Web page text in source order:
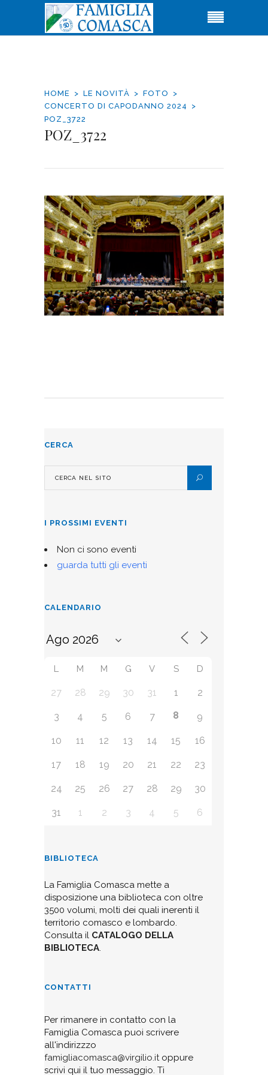
HOME LE NOVITÀ
FOTO
CONCERTO DI CAPODANNO 2024
POZ_3722
POZ_3722
CERCA
I PROSSIMI EVENTI
Non ci sono eventi
guarda tutti gli eventi
CALENDARIO
L M M G V S D
27 28 29 30 31 1 2
3 4 5 6 7 8 9
10 11 12 13 14 15 16
17 18 19 20 21 22 23
24 25 26 27 28 29 30
31 1 2 3 4 5 6
BIBLIOTECA
La Famiglia Comasca mette a
disposizione una biblioteca con oltre
3500 volumi, molti dei quali inerenti il
territorio comasco e lombardo.
Consulta il CATALOGO DELLA
BIBLIOTECA.
CONTATTI
Per rimanere in contatto con la
Famiglia Comasca puoi scrivere
all'indirizzzo
famigliacomasca@virgilio.itoppure
scrivi qui il tuo messaggio. Ti